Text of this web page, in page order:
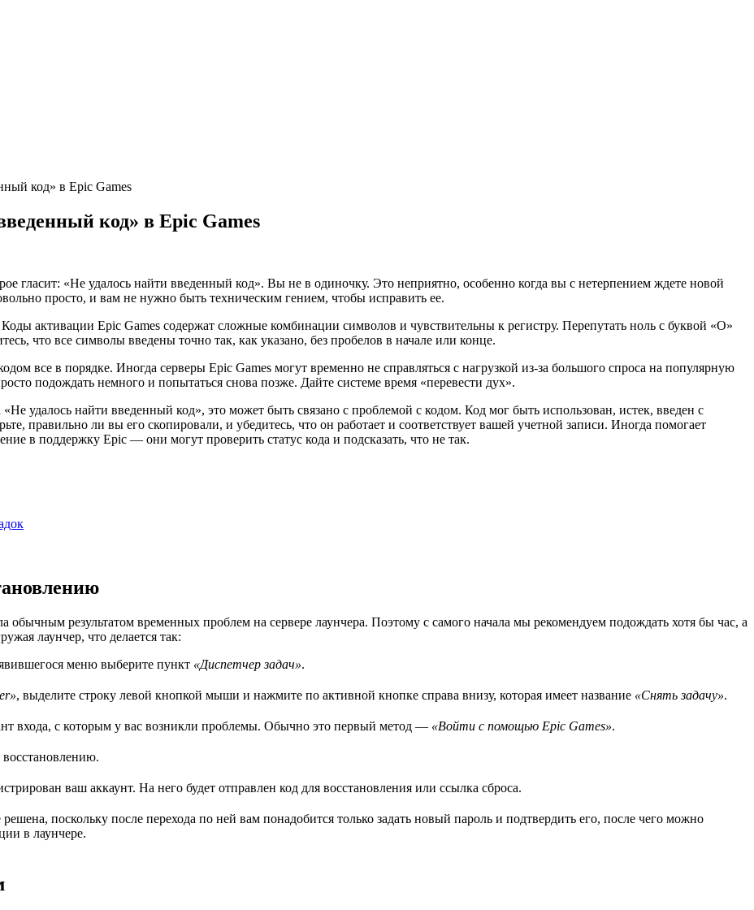
код» в Epic Games
код» в Epic Games
гласит: «Не удалось найти введенный код». Вы не в одиночку. Это неприятно, особенно когда вы с нетерпением ждете новой
просто, и вам не нужно быть техническим гением, чтобы исправить ее.
активации Epic Games содержат сложные комбинации символов и чувствительны к регистру. Перепутать ноль с буквой «O»
что все символы введены точно так, как указано, без пробелов в начале или конце.
все в порядке. Иногда серверы Epic Games могут временно не справляться с нагрузкой из-за большого спроса на популярную
подождать немного и попытаться снова позже. Дайте системе время «перевести дух».
удалось найти введенный код», это может быть связано с проблемой с кодом. Код мог быть использован, истек, введен с
правильно ли вы его скопировали, и убедитесь, что он работает и соответствует вашей учетной записи. Иногда помогает
в поддержку Epic — они могут проверить статус кода и подсказать, что не так.
обычным результатом временных проблем на сервере лаунчера. Поэтому с самого начала мы рекомендуем подождать хотя бы час, а
лаунчер, что делается так:
меню выберите пункт «Диспетчер задач».
, выделите строку левой кнопкой мыши и нажмите по активной кнопке справа внизу, которая имеет название «Снять задачу».
входа, с которым у вас возникли проблемы. Обычно это первый метод — «Войти с помощью Epic Games».
восстановлению.
ваш аккаунт. На него будет отправлен код для восстановления или ссылка сброса.
поскольку после перехода по ней вам понадобится только задать новый пароль и подтвердить его, после чего можно
в лаунчере.